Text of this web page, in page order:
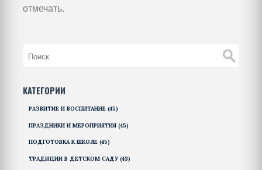
отмечать.
КАТЕГОРИИ
РАЗВИТИЕ И ВОСПИТАНИЕ (45)
ПРАЗДНИКИ И МЕРОПРИЯТИЯ (45)
ПОДГОТОВКА К ШКОЛЕ (45)
ТРАДИЦИИ В ДЕТСКОМ САДУ(43)